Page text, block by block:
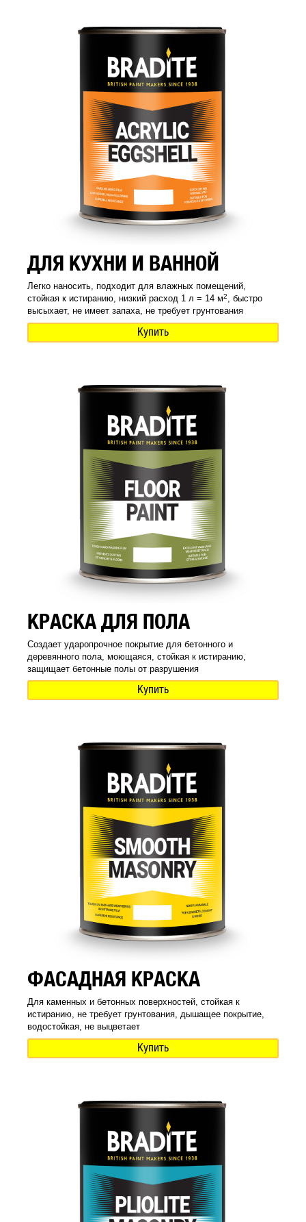
ДЛЯ КУХНИ И ВАННОЙ
Легко наносить, подходит для влажных помещений,
стойкая к истиранию, низкий расход 1 л = 14 м2, быстро
высыхает, не имеет запаха, не требует грунтования
Купить
КРАСКА ДЛЯ ПОЛА
Создает ударопрочное покрытие для бетонного и
деревянного пола, моющаяся, стойкая к истиранию,
защищает бетонные полы от разрушения
Купить
ФАСАДНАЯ КРАСКА
Для каменных и бетонных поверхностей, стойкая к
истиранию, не требует грунтования, дышащее покрытие,
водостойкая, не выцветает
Купить